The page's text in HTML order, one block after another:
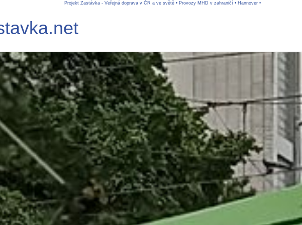
Projekt Zastávka - Veřejná doprava v ČR a ve světě• Provozy MHD v zahraničí • Hannover•